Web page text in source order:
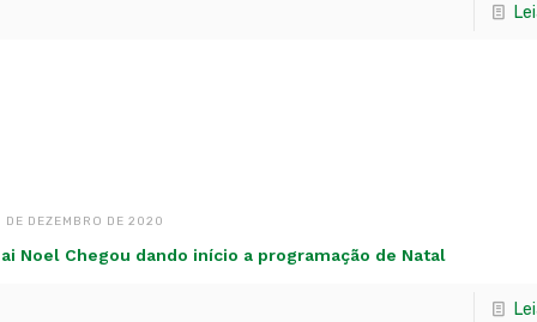
DE DEZEMBRO DE 2020
Noel Chegou dando início a programação de Natal